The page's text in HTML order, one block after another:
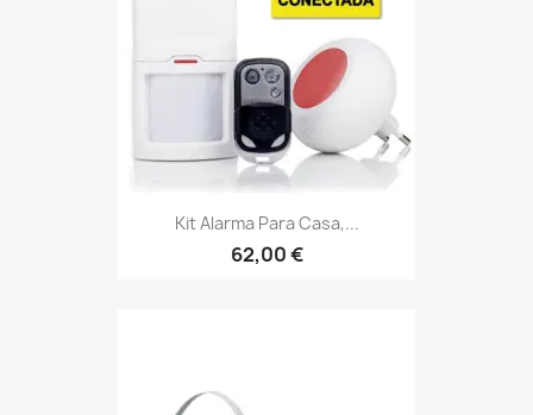
Kit Alarma Para Casa,...
62,00 €